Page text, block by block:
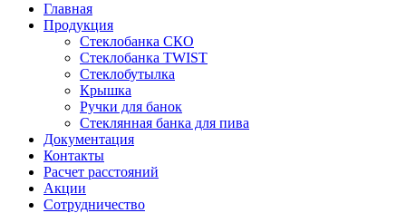
Главная
Продукция
Стеклобанка СКО
Стеклобанка TWIST
Стеклобутылка
Крышка
Ручки для банок
Стеклянная банка для пива
Документация
Контакты
Расчет расстояний
Акции
Сотрудничество